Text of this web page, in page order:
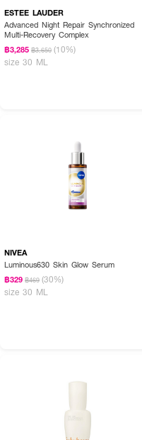
ESTEE LAUDER
Advanced Night Repair Synchronized
Multi-Recovery Complex
฿3,285 ฿3,650 (10%)
size 30 ML
NIVEA
Luminous630 Skin Glow Serum
฿329 ฿469 (30%)
size 30 ML